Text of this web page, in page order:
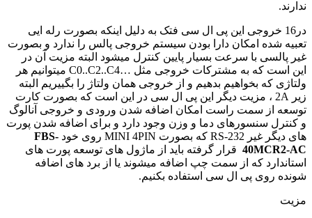
خروجی این پی ال سی فتک به دلیل اینکه بصورت رله ایی
امکان دارا بودن سیستم خروجی پالس را ندارد و بصورت
با سرعت بسیار پایین کنترل میشود البته مزیت آن در
که به مشترکات خروجی مثلC0..C2..C4…میتوانیم هر
بخواهیم بدهیم و از خروجی همان ولتاژ را بگییریم البته
مزیت دیگر این پی ال سی در این است که بصورت کارت
سمت راست امکان اضافه شدن ورودی و خروجی آنالوگ
سنسورهای دما و وزن وجود دارد و برای اضافه شدن پورت
غیرRS-232 که بصورت MINI 4PINروی خود FBS-
قرار گرفته باید از ماژول های توسعه پورت های
که از سمت چپ اضافه میشوند یا از برد های اضافه
پی ال سی استفاده بکنیم.